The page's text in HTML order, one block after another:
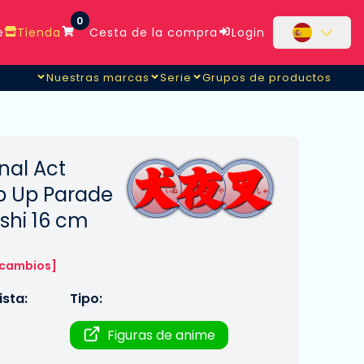
Tienda
0
Cesta de la compra Login
Nuestras marcas Serie Grupos de productos
Act
Up Parade
16 cm
Tipo:
Figuras de anime